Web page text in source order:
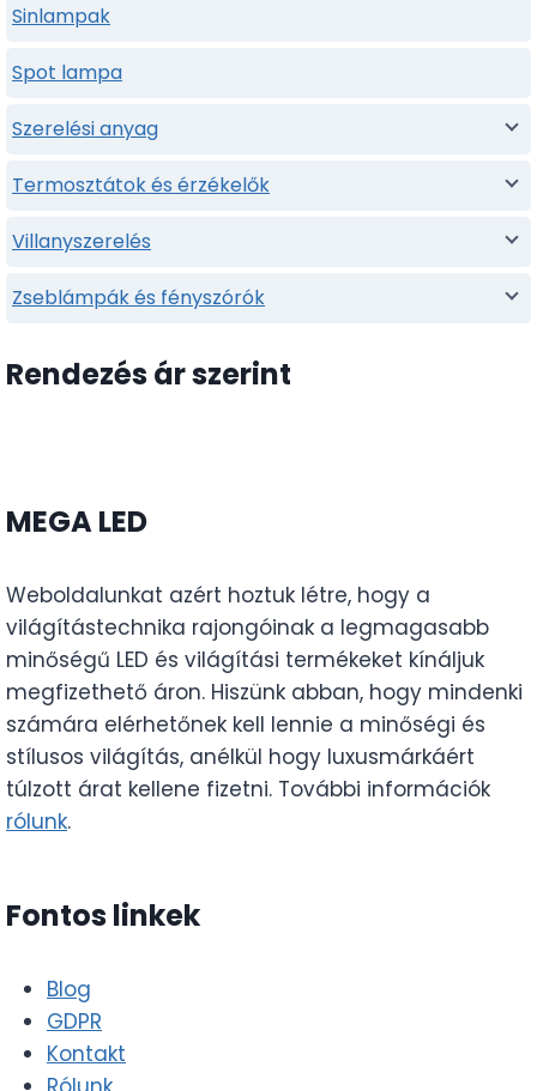
Sinlampak
Spot lampa
Szerelési anyag
Termosztátok és érzékelők
Villanyszerelés
Zseblámpák és fényszórók
Rendezés ár szerint
MEGA LED
Weboldalunkat azért hoztuk létre, hogy a
világítástechnika rajongóinak a legmagasabb
minőségű LED és világítási termékeket kínáljuk
megfizethető áron. Hiszünk abban, hogy mindenki
számára elérhetőnek kell lennie a minőségi és
stílusos világítás, anélkül hogy luxusmárkáért
túlzott árat kellene fizetni. További információk
rólunk.
Fontos linkek
Blog
GDPR
Kontakt